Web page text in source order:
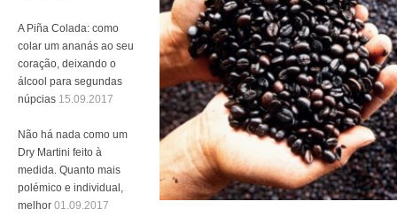
A Piña Colada: como
colar um ananás ao seu
coração, deixando o
álcool para segundas
núpcias 15.09.2017
Não há nada como um
Dry Martini feito à
medida. Quanto mais
polémico e individual,
melhor 01.09.2017